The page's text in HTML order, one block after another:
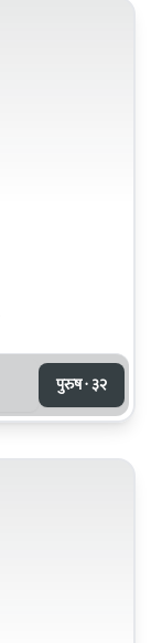
पुरुष · ३२